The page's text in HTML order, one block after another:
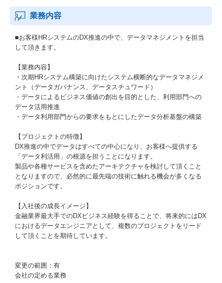
業務内容
■お客様HRシステムのDX推進の中で、データマネジメントを担当
して頂きます。
【業務内容】
・次期HRシステム構築に向けたシステム横断的なデータマネジメ
ント（データガバナンス、データスチュワード）
・データによるビジネス価値の創出を目的とした、利用部門への
データ活用推進
・データ利用部門からの要求をもとにしたデータ分析基盤の構築
【プロジェクトの特徴】
DX推進の中でデータはすべての中心になり、お客様へ提供する
「データ利活用」の根源を担うことになります。
製品や各種サービスを含めたアーキテクチャを検討して頂くこと
となりますので、必然的に最先端の技術に触れる機会が多くなる
ポジションです。
【入社後の成長イメージ】
金融業界最大手でのDXビジネス経験を得ることで、将来的にはDX
におけるデータエンジニアとして、複数のプロジェクトをリード
して頂くことを期待しています。
変更の範囲：有
会社の定める業務